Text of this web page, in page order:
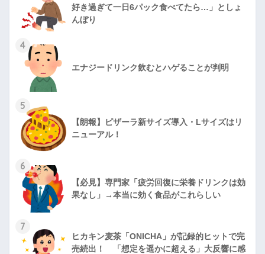
好き過ぎて一日6パック食べてたら…」としょ
んぼり
4
エナジードリンク飲むとハゲることが判明
5
【朗報】ピザーラ新サイズ導入・Lサイズはリ
ニューアル！
6
【必見】専門家「疲労回復に栄養ドリンクは効
果なし」→本当に効く食品がこれらしい
7
ヒカキン麦茶「ONICHA」が記録的ヒットで完
売続出！ 「想定を遥かに超える」大反響に感